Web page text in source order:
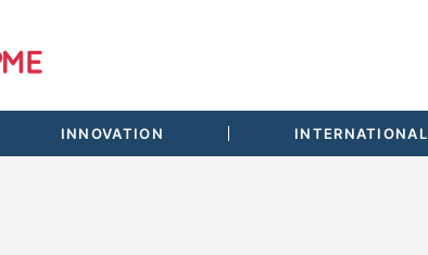
INNOVATION INTERNATIONAL